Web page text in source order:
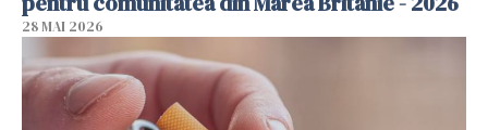
28 MAI 2026